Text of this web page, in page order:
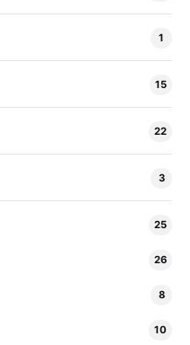
1
15
22
3
25
26
8
10